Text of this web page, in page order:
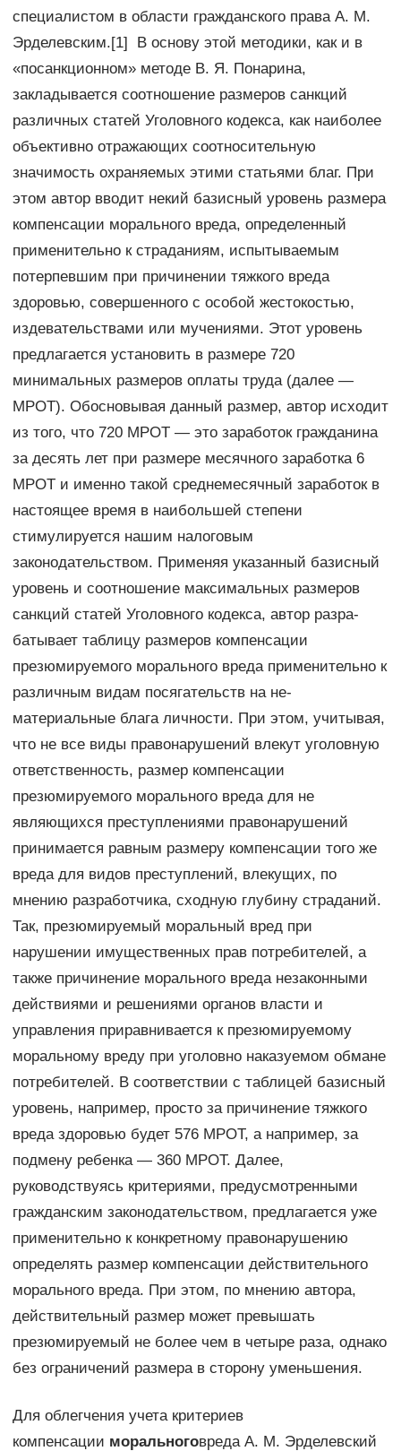
специалистом в области гражданского права А. М.
Эрделевским.[1] В основу этой методики, как и в
«посанкционном» мето­де В. Я. Понарина,
закладывается соотношение размеров санкций
различных статей Уголовного кодекса, как наиболее
объективно от­ражающих соотносительную
значимость охраняемых этими статья­ми благ. При
этом автор вводит некий базисный уровень размера
компенсации морального вреда, определенный
применительно к страданиям, испытываемым
потерпевшим при причинении тяжкого вреда
здоровью, совершенного с особой жестокостью,
издевательст­вами или мучениями. Этот уровень
предлагается установить в раз­мере 720
минимальных размеров оплаты труда (далее —
МРОТ). Обосновывая данный размер, автор исходит
из того, что 720 МРОТ — это заработок гражданина
за десять лет при размере ме­сячного заработка 6
МРОТ и именно такой среднемесячный зарабо­ток в
настоящее время в наибольшей степени
стимулируется нашим налоговым
законодательством. Применяя указанный базисный
уровень и соотношение макси­мальных размеров
санкций статей Уголовного кодекса, автор разра­
батывает таблицу размеров компенсации
презюмируемого мораль­ного вреда применительно к
различным видам посягательств на не­
материальные блага личности. При этом, учитывая,
что не все виды правонарушений влекут уголовную
ответственность, размер компенсации
презюмируемого морального вреда для не
являющихся преступлениями правонарушений
принимается равным размеру компенсации того же
вреда для видов преступлений, влекущих, по
мнению разработчика, сходную глубину страданий.
Так, презюмируемый моральный вред при
нарушении имущественных прав по­требителей, а
также причинение морального вреда незаконными
действиями и решениями органов власти и
управления приравнива­ется к презюмируемому
моральному вреду при уголовно наказуе­мом обмане
потребителей. В соответствии с таблицей базисный
уровень, например, просто за причинение тяжкого
вреда здоровью будет 576 МРОТ, а напри­мер, за
подмену ребенка — 360 МРОТ. Далее,
руководствуясь критериями, предусмотренными
граж­данским законодательством, предлагается уже
применительно к конкретному правонарушению
определять размер компенсации действительного
морального вреда. При этом, по мнению автора,
действительный размер может превышать
презюмируемый не бо­лее чем в четыре раза, однако
без ограничений размера в сторону уменьшения.
Для облегчения учета критериев
компенсации моральноговреда А. М. Эрделевский